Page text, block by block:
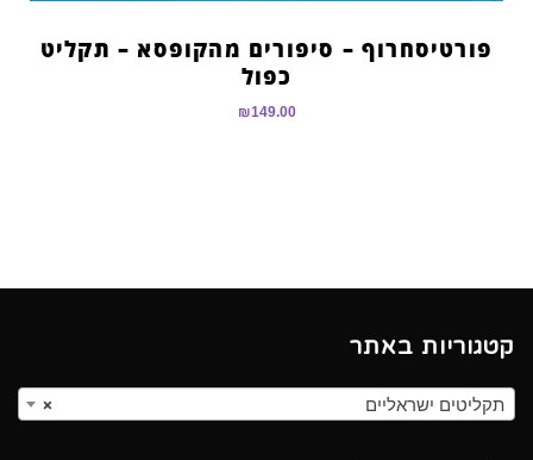
פורטיסחרוף – סיפורים מהקופסא – תקליט
כפול
₪149.00
קטגוריות באתר
× תקליטים ישראליים